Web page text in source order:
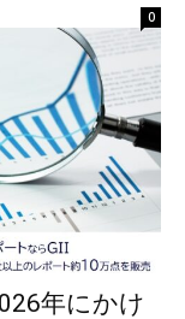
0
年にかけ